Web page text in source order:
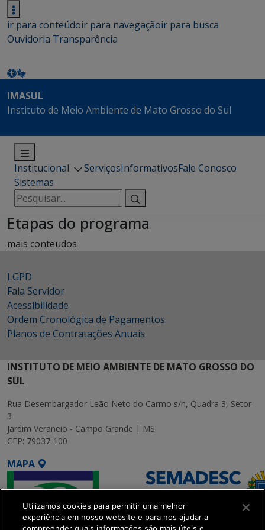
ir para conteúdoir para navegaçãoir para busca
Ouvidoria Transparência
IMASUL
Instituto de Meio Ambiente de Mato Grosso do Sul
Institucional ServiçosInformativosFale Conosco
Sistemas
Pesquisar
por:
Etapas do programa
mais conteudos
LGPD
Fala Servidor
Acessibilidade
Ordem Cronológica de Pagamentos
Planos de Contratações Anuais
INSTITUTO DE MEIO AMBIENTE DE MATO GROSSO DO
SUL
Rua Desembargador Leão Neto do Carmo s/n, Quadra 3, Setor
3
Jardim Veraneio - Campo Grande | MS
CEP: 79037-100
MAPA
Utilizamos cookies para permitir uma melhor
experiência em nosso website e para nos ajudar a